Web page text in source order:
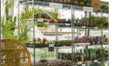
Rastline so v kategorijo
živali uvrščene na
virov. Netoksične rastline
toksične za specifično
nakupom posvetujte z